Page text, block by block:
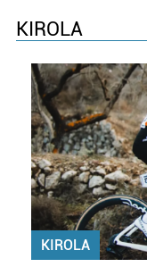
KIROLA
KIROLA